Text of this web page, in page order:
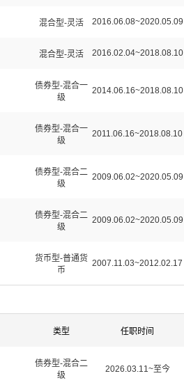
混合型-灵活 2016.06.08~2020.05.09
混合型-灵活 2016.02.04~2018.08.10
债券型-混合一
级
2014.06.16~2018.08.10
债券型-混合一
级
2011.06.16~2018.08.10
债券型-混合二
级
2009.06.02~2020.05.09
债券型-混合二
级
2009.06.02~2020.05.09
货币型-普通货
币
2007.11.03~2012.02.17
类型 任职时间
债券型-混合二
级
2026.03.11~至今